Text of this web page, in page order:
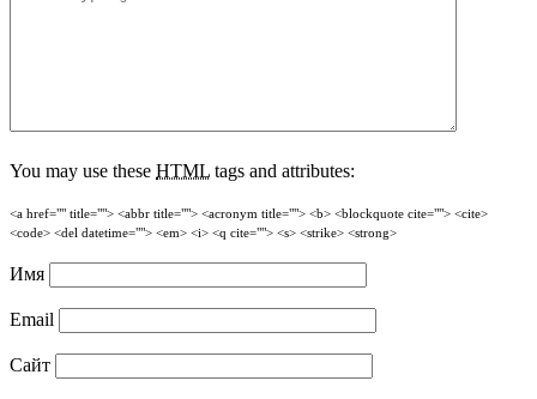
You may use these HTML tags and attributes:
<a href="" title=""> <abbr title=""> <acronym title=""> <b> <blockquote cite=""> <cite>
<code> <del datetime=""> <em> <i> <q cite=""> <s> <strike> <strong>
Имя
Email
Сайт